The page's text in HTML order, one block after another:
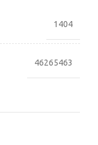
1404
46265463